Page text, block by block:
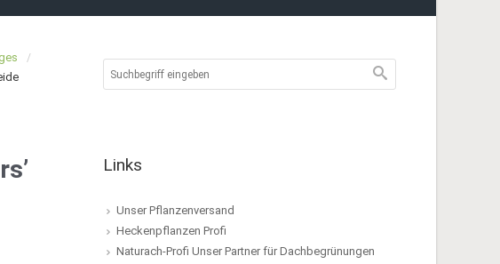
Links
Unser Pflanzenversand
Heckenpflanzen Profi
Naturach-Profi Unser Partner für Dachbegrünungen